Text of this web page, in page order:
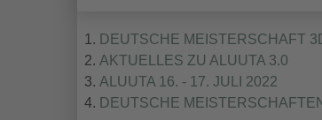
DEUTSCHE MEISTERSCHAFT
AKTUELLES ZU ALUUTA 3.0
ALUUTA 16. - 17. JULI 2022
DEUTSCHE